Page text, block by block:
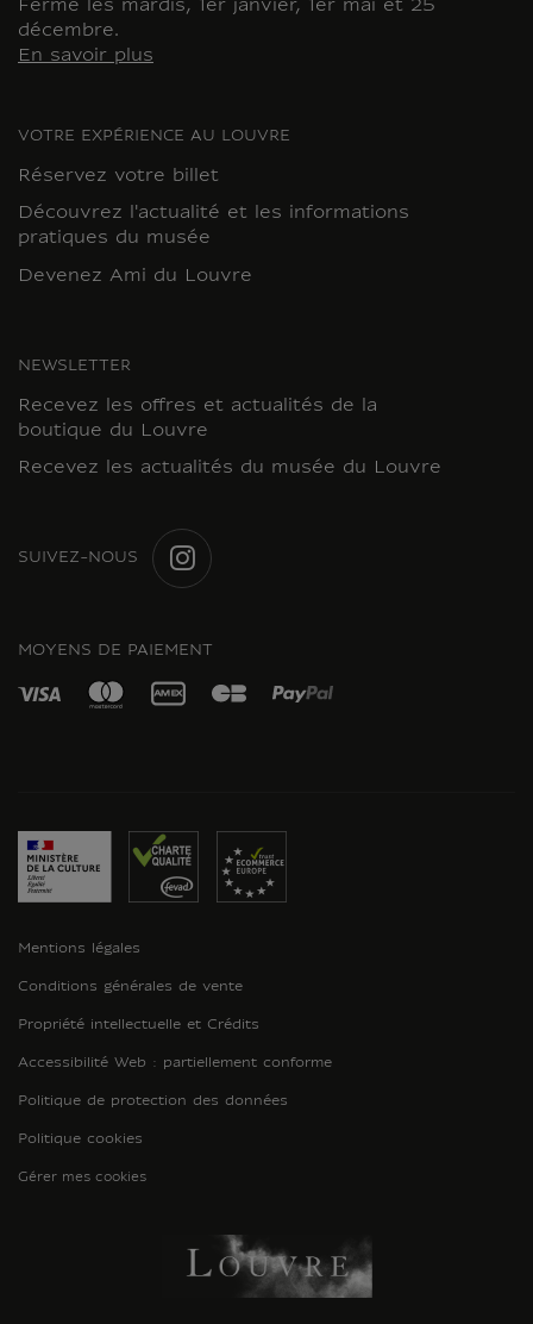
Fermé les mardis, 1er janvier, 1er mai et 25
décembre.
En savoir plus
VOTRE EXPÉRIENCE AU LOUVRE
Réservez votre billet
Découvrez l'actualité et les informations
pratiques du musée
Devenez Ami du Louvre
NEWSLETTER
Recevez les offres et actualités de la
boutique du Louvre
Recevez les actualités du musée du Louvre
SUIVEZ-NOUS
MOYENS DE PAIEMENT
Mentions légales
Conditions générales de vente
Propriété intellectuelle et Crédits
Accessibilité Web : partiellement conforme
Politique de protection des données
Politique cookies
Gérer mes cookies